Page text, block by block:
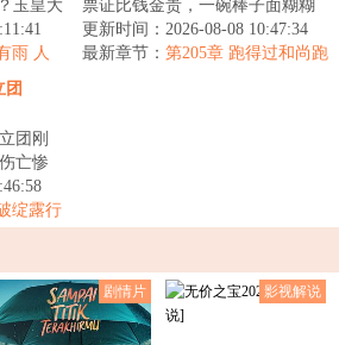
玉皇大
子，
雨 人
票证比钱金贵，一碗棒子面糊糊
就能吊住一条命。&lt;br/&gt;李阳
重生回到京...
更新时间：2026-08-08 10:47:34
最新章节： 第205章 跑得过和尚跑
团
团刚
亡惨
绽露行
剧情片 影视解说